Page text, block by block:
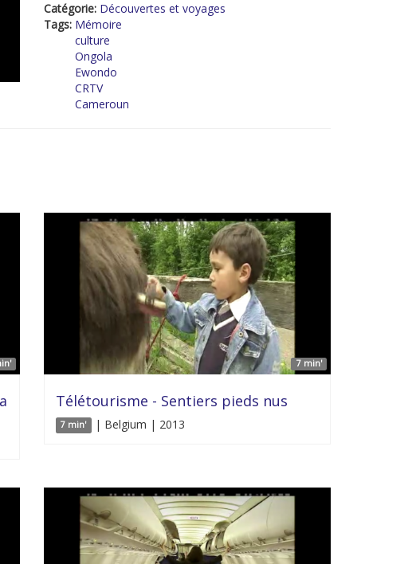
Catégorie: Découvertes et voyages
Tags: Mémoire
culture
Ongola
Ewondo
CRTV
Cameroun
7 min'
Télétourisme - Sentiers pieds nus
7 min' | Belgium | 2013